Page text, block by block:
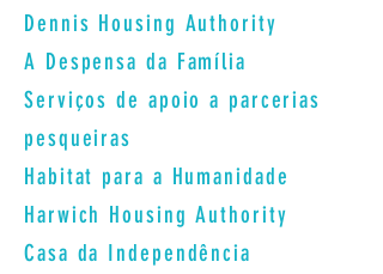
Dennis Housing Authority
A Despensa da Família
Serviços de apoio a parcerias
pesqueiras
Habitat para a Humanidade
Harwich Housing Authority
Casa da Independência